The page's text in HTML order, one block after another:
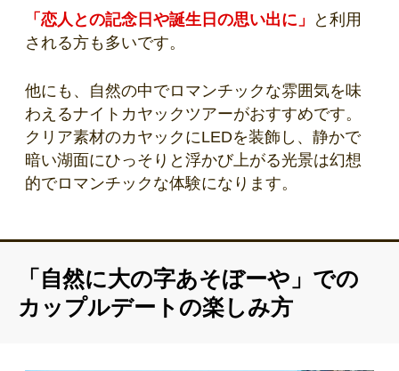
「恋人との記念日や誕生日の思い出に」
と利用
される方も多いです。
他にも、自然の中でロマンチックな雰囲気を味
わえるナイトカヤックツアーがおすすめです。
クリア素材のカヤックにLEDを装飾し、静かで
暗い湖面にひっそりと浮かび上がる光景は幻想
的でロマンチックな体験になります。
「自然に大の字あそぼーや」での
カップルデートの楽しみ方